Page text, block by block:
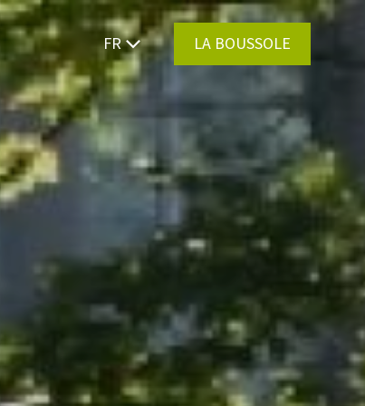
FR LA BOUSSOLE